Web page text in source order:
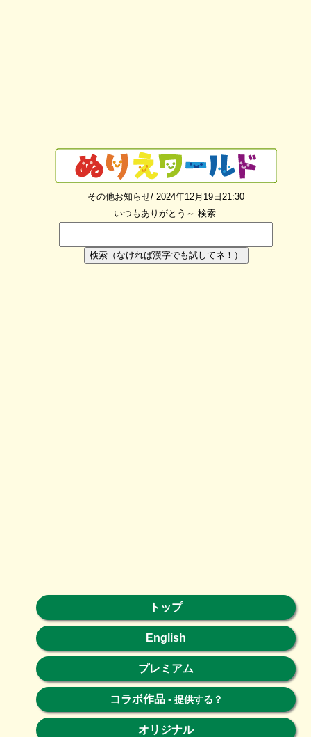
その他お知らせ/ 2024年12月19日21:30
いつもありがとう～ 検索:
検索（なければ漢字でも試してネ！）
トップ
English
プレミアム
コラボ作品- 提供する？
オリジナル